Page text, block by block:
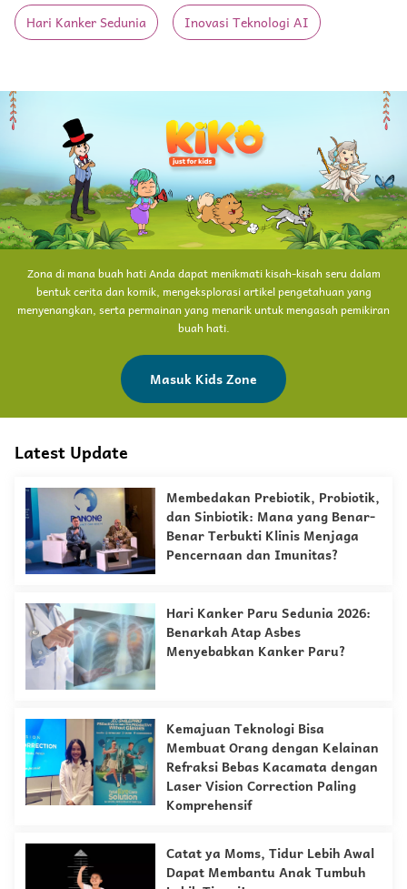
Hari Kanker Sedunia Inovasi Teknologi AI
Zona di mana buah hati Anda dapat menikmati kisah-kisah seru dalam
bentuk cerita dan komik, mengeksplorasi artikel pengetahuan yang
menyenangkan, serta permainan yang menarik untuk mengasah pemikiran
buah hati.
Masuk Kids Zone
Latest Update
Membedakan Prebiotik, Probiotik,
dan Sinbiotik: Mana yang Benar-
Benar Terbukti Klinis Menjaga
Pencernaan dan Imunitas?
Hari Kanker Paru Sedunia 2026:
Benarkah Atap Asbes
Menyebabkan Kanker Paru?
Kemajuan Teknologi Bisa
Membuat Orang dengan Kelainan
Refraksi Bebas Kacamata dengan
Laser Vision Correction Paling
Komprehensif
Catat ya Moms, Tidur Lebih Awal
Dapat Membantu Anak Tumbuh